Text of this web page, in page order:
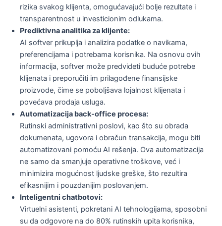
rizika svakog klijenta, omogućavajući bolje rezultate i
transparentnost u investicionim odlukama.
Prediktivna analitika za klijente:
AI softver prikuplja i analizira podatke o navikama,
preferencijama i potrebama korisnika. Na osnovu ovih
informacija, softver može predvideti buduće potrebe
klijenata i preporučiti im prilagođene finansijske
proizvode, čime se poboljšava lojalnost klijenata i
povećava prodaja usluga.
Automatizacija back-office procesa:
Rutinski administrativni poslovi, kao što su obrada
dokumenata, ugovora i obračun transakcija, mogu biti
automatizovani pomoću AI rešenja. Ova automatizacija
ne samo da smanjuje operativne troškove, već i
minimizira mogućnost ljudske greške, što rezultira
efikasnijim i pouzdanijim poslovanjem.
Inteligentni chatbotovi:
Virtuelni asistenti, pokretani AI tehnologijama, sposobni
su da odgovore na do 80% rutinskih upita korisnika,